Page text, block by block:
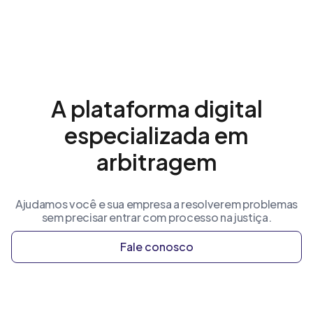
A plataforma digital
especializada em
arbitragem
Ajudamos você e sua empresa a resolverem problemas
sem precisar entrar com processo na justiça.
Fale conosco